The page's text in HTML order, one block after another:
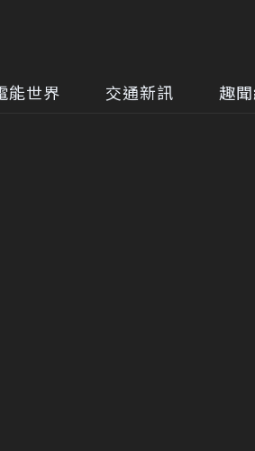
能世界 交通新訊 趣